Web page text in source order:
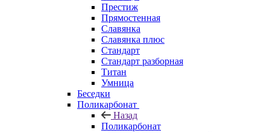
Престиж
Прямостенная
Славянка
Славянка плюс
Стандарт
Стандарт разборная
Титан
Умница
Беседки
Поликарбонат
Назад
Поликарбонат